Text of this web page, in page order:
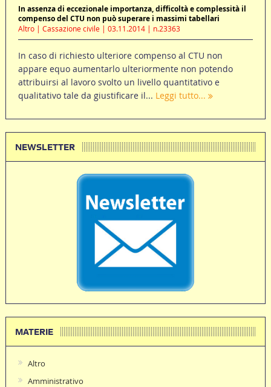
In assenza di eccezionale importanza, difficoltà e complessità il
compenso del CTU non può superare i massimi tabellari
Altro | Cassazione civile | 03.11.2014 | n.23363
In caso di richiesto ulteriore compenso al CTU non
appare equo aumentarlo ulteriormente non potendo
attribuirsi al lavoro svolto un livello quantitativo e
qualitativo tale da giustificare il... Leggi tutto...
NEWSLETTER
MATERIE
Altro
Amministrativo